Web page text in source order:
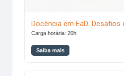
Docência em EaD: Desafios
Carga horária: 20h
Saiba mais